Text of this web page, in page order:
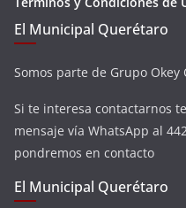
El Municipal Querétaro
Somos parte de Grupo Okey
Si te interesa contactarnos
mensaje vía WhatsApp al
pondremos en contacto
El Municipal Querétaro